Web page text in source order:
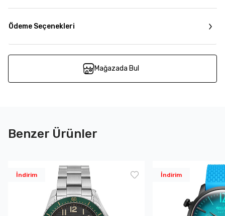
Ödeme Seçenekleri
Mağazada Bul
Benzer Ürünler
İndirim İndirim